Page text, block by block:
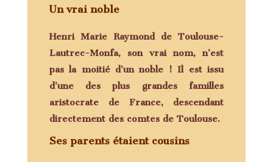
Un vrai noble
Henri Marie Raymond de Toulouse-
Lautrec-Monfa, son vrai nom, n’est
pas la moitié d’un noble ! Il est issu
d’une des plus grandes familles
aristocrate de France, descendant
directement des comtes de Toulouse.
Ses parents étaient cousins